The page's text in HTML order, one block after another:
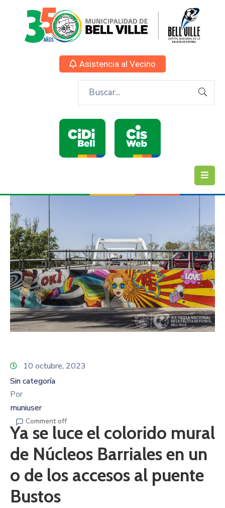
Asistencia al Vecino
10 octubre, 2023
Sin categoría
Por
muniuser
Comment off
Ya se luce el colorido mural
de Núcleos Barriales en un
o de los accesos al puente
Bustos